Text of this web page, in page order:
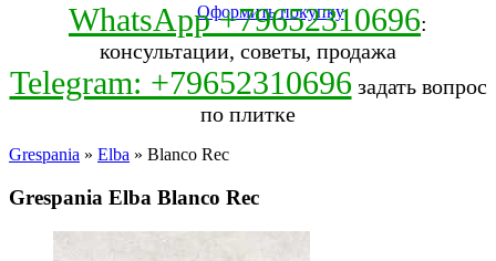
Оформить покупку
WhatsApp +79652310696:
консультации, советы, продажа
Telegram: +79652310696 задать вопрос
по плитке
Grespania » Elba » Blanco Rec
Grespania Elba Blanco Rec